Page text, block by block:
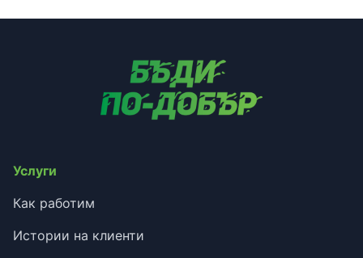
Услуги
Как работим
Истории на клиенти